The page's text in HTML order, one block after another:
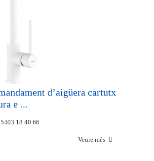
d’aigüera cartutx
e ...
18 40 66
Veure més